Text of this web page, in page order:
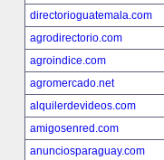
directorioguatemala.com
agrodirectorio.com
agroindice.com
agromercado.net
alquilerdevideos.com
amigosenred.com
anunciosparaguay.com